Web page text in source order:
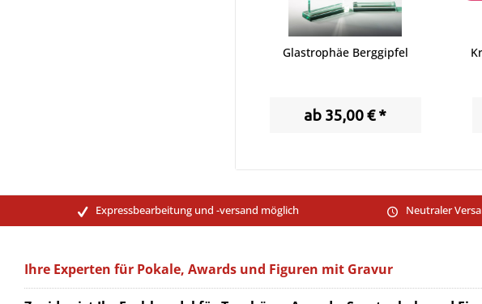
Glastrophäe Berggipfel
ab 35,00 € *
Expressbearbeitung und -versand möglich Neutraler
Ihre Experten für Pokale, Awards und Figuren mit Gravur